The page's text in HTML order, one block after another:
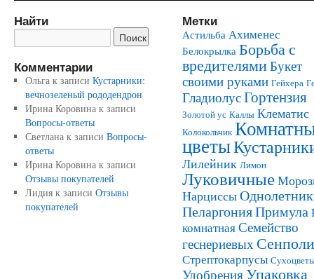
Найти
Комментарии
Ольгак записи Кустарники:
вечнозеленый рододендрон
Ирина Коровинак записи
Вопросы-ответы
Светланак записи Вопросы-
ответы
Ирина Коровинак записи
Отзывы покупателей
Лидияк записи Отзывы
покупателей
Метки
Астильба Ахименес
Белокрылка Борьба с
вредителямиБукет
своими руками Гейхера
ГладиолусГортензия
Золотой ус Каллы Клематис
Колокольчик
цветы
Лилейник Лимон
Луковичные
Нарциссы
ПеларгонияПримула
комнатнаяСемейство
геснериевых
Стрептокарпусы
УдобренияУпаковка